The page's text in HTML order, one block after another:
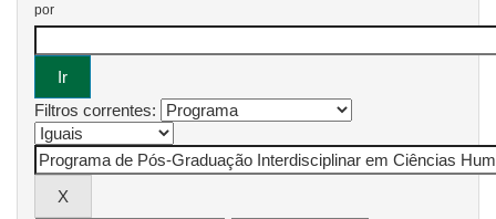
por
Filtros correntes: